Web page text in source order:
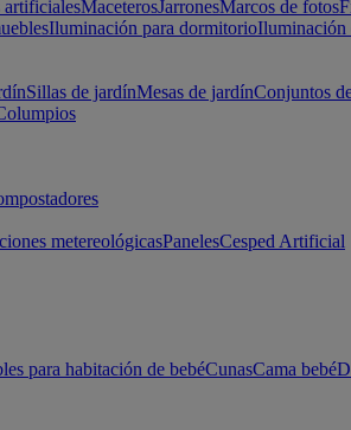
artificialesMaceterosJarronesMarcos de fotos
Iluminación para dormitorioIluminación
Sillas de jardínMesas de jardínConjuntos
metereológicasPanelesCesped Artificial
para habitación de bebéCunasCama bebé